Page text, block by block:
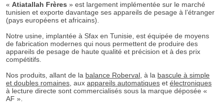
« Atiatallah Frères » est largement implémentée sur le marché
tunisien et exporte davantage ses appareils de pesage à l’étranger
(pays européens et africains).
Notre usine, implantée à Sfax en Tunisie, est équipée de moyens
de fabrication modernes qui nous permettent de produire des
appareils de pesage de haute qualité et précision et à des prix
compétitifs.
Nos produits, allant de la balance Roberval , à la bascule à simple
et doubles romaines , aux appareils automatiques et électroniques
à lecture directe sont commercialisés sous la marque déposée «
AF ».